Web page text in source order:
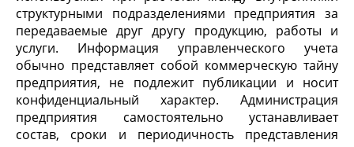
структурными подразделениями предприятия за
передаваемые друг другу продукцию, работы и
услуги. Информация управленческого учета
обычно представляет собой коммерческую тайну
предприятия, не подлежит публикации и носит
конфиденциальный характер. Администрация
предприятия самостоятельно устанавливает
состав, сроки и периодичность представления